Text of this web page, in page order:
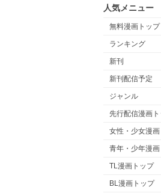
人気メニュー
無料漫画トップ
ランキング
新刊
新刊配信予定
ジャンル
先行配信漫画
女性・少女漫
青年・少年漫
TL漫画トップ
BL漫画トップ